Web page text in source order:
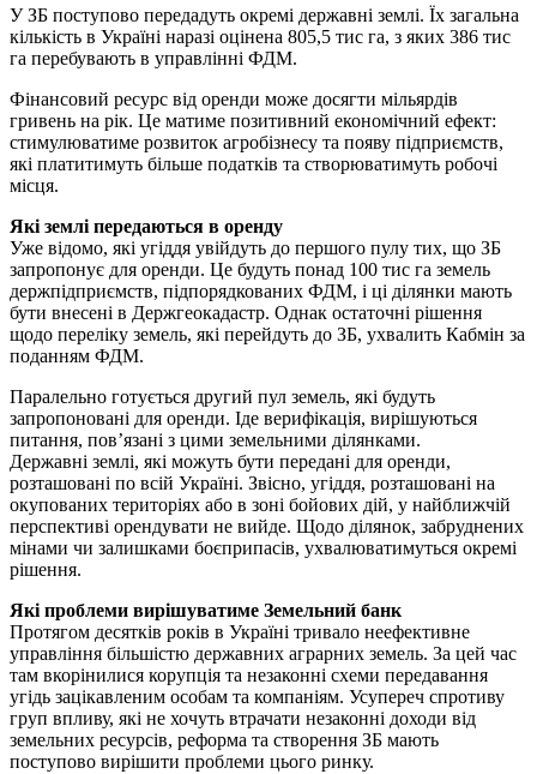
У ЗБ поступово передадуть окремі державні землі. Їх загальна
кількість в Україні наразі оцінена 805,5 тис га, з яких 386 тис
га перебувають в управлінні ФДМ.
Фінансовий ресурс від оренди може досягти мільярдів
гривень на рік. Це матиме позитивний економічний ефект:
стимулюватиме розвиток агробізнесу та появу підприємств,
які платитимуть більше податків та створюватимуть робочі
місця.
Які землі передаються в оренду
Уже відомо, які угіддя увійдуть до першого пулу тих, що ЗБ
запропонує для оренди. Це будуть понад 100 тис га земель
держпідприємств, підпорядкованих ФДМ, і ці ділянки мають
бути внесені в Держгеокадастр. Однак остаточні рішення
щодо переліку земель, які перейдуть до ЗБ, ухвалить Кабмін за
поданням ФДМ.
Паралельно готується другий пул земель, які будуть
запропоновані для оренди. Іде верифікація, вирішуються
питання, пов’язані з цими земельними ділянками.
Державні землі, які можуть бути передані для оренди,
розташовані по всій Україні. Звісно, угіддя, розташовані на
окупованих територіях або в зоні бойових дій, у найближчій
перспективі орендувати не вийде. Щодо ділянок, забруднених
мінами чи залишками боєприпасів, ухвалюватимуться окремі
рішення.
Які проблеми вирішуватиме Земельний банк
Протягом десятків років в Україні тривало неефективне
управління більшістю державних аграрних земель. За цей час
там вкорінилися корупція та незаконні схеми передавання
угідь зацікавленим особам та компаніям. Усупереч спротиву
груп впливу, які не хочуть втрачати незаконні доходи від
земельних ресурсів, реформа та створення ЗБ мають
поступово вирішити проблеми цього ринку.